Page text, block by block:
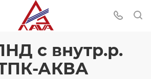
с внутр.р.
АКВА